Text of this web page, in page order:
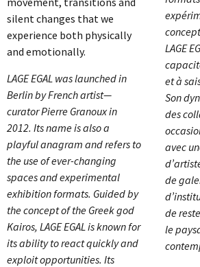
silent changes that we
experience both physically
and emotionally.
LAGE EGAL was launched in
Berlin by French artist—
curator Pierre Granoux in
2012. Its name is also a
playful anagram and refers to
the use of ever-changing
spaces and experimental
exhibition formats. Guided by
the concept of the Greek god
Kairos, LAGE EGAL is known for
its ability to react quickly and
exploit opportunities. Its
LAGE
et à
Son
des
avec
de
de
le